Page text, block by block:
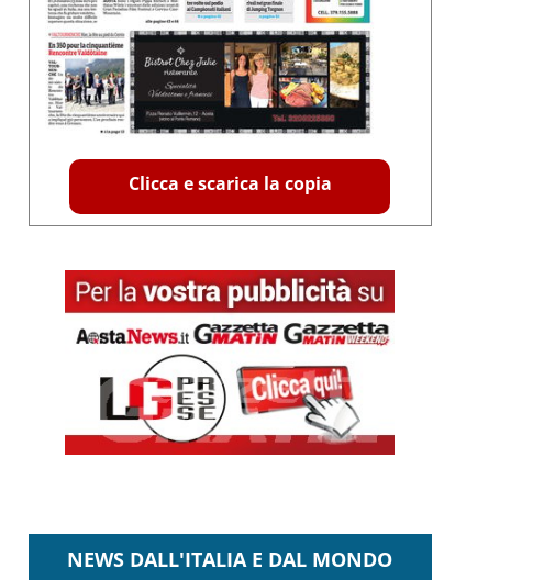
Clicca e scarica la copia
NEWS DALL'ITALIA E DAL MONDO